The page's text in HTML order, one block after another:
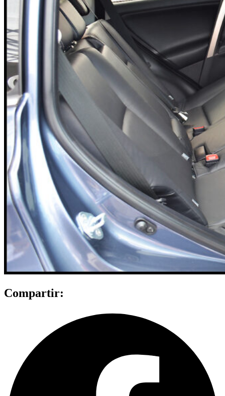
Compartir: